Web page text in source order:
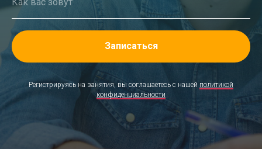
Записаться
Регистрируясь на занятия, вы соглашаетесь с нашей политикой
конфиденциальности